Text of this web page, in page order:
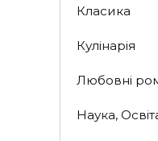
Класика
Кулінарія
Любовні
Наука,